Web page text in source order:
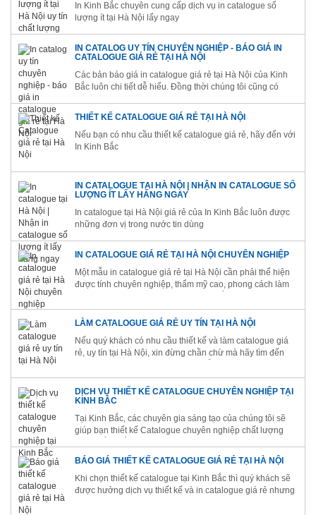
In Kinh Bắc chuyên cung cấp dịch vụ in catalogue số
lượng ít tại Hà Nội lấy ngay
IN CATALOG UY TÍN CHUYÊN NGHIỆP - BÁO GIÁ IN
CATALOGUE GIÁ RẺ TẠI HÀ NỘI
Các bản báo giá in catalogue giá rẻ tại Hà Nội của Kinh
Bắc luôn chi tiết dễ hiểu. Đồng thời chúng tôi cũng có
THIẾT KẾ CATALOGUE GIÁ RẺ TẠI HÀ NỘI
Nếu bạn có nhu cầu thiết kế catalogue giá rẻ, hãy đến với
In Kinh Bắc
IN CATALOGUE TẠI HÀ NỘI | NHẬN IN CATALOGUE SỐ
LƯỢNG ÍT LẤY HÀNG NGAY
In catalogue tại Hà Nội giá rẻ của In Kinh Bắc luôn được
những đơn vị trong nước tin dùng
IN CATALOGUE GIÁ RẺ TẠI HÀ NỘI CHUYÊN NGHIỆP
Một mẫu in catalogue giá rẻ tại Hà Nội cần phải thể hiện
được tính chuyên nghiệp, thẩm mỹ cao, phong cách làm
nội dung, bố cục
LÀM CATALOGUE GIÁ RẺ UY TÍN TẠI HÀ NỘI
Nếu quý khách có nhu cầu thiết kế và làm catalogue giá
rẻ, uy tín tại Hà Nội, xin đừng chần chừ mà hãy tìm đến
DỊCH VỤ THIẾT KẾ CATALOGUE CHUYÊN NGHIỆP TẠI
KINH BẮC
Tại Kinh Bắc, các chuyên gia sáng tạo của chúng tôi sẽ
giúp bạn thiết kế Catalogue chuyên nghiệp chất lượng
lược Marketing của bạn.
BÁO GIÁ THIẾT KẾ CATALOGUE GIÁ RẺ TẠI HÀ NỘI
Khi chọn thiết kế catalogue tại Kinh Bắc thì quý khách sẽ
được hưởng dịch vụ thiết kế và in catalogue giá rẻ nhưng